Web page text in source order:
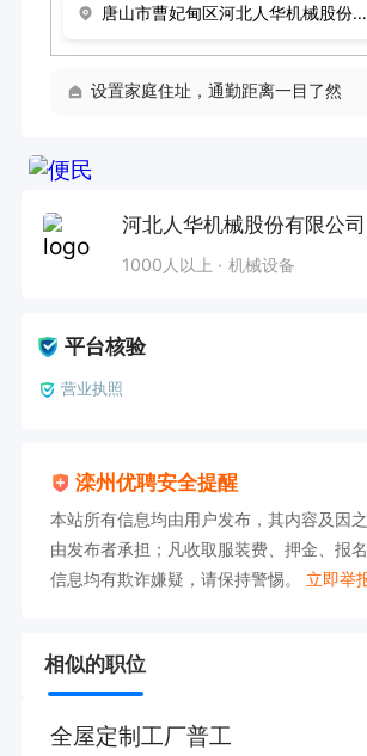
唐山市曹妃甸区河北人华机械股份有限公司
设置家庭住址，通勤距离一目了然
河北人华机械股份有限公司
1000人以上 机械设备
平台核验
营业执照
滦州优聘安全提醒
本站所有信息均由用户发布，其内容及因
由发布者承担；凡收取服装费、押金、报
信息均有欺诈嫌疑，请保持警惕。 立即举
相似的职位
全屋定制工厂普工